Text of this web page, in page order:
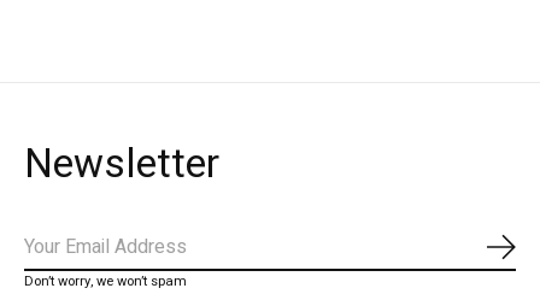
Newsletter
Don’t worry, we won’t spam